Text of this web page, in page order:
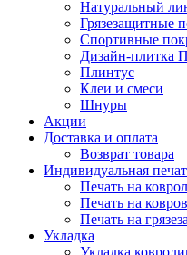
Натуральный
Грязезащитные
Спортивные
Дизайн-плитка
Плинтус
Клеи и смеси
Шнуры
Акции
Доставка и оплата
Возврат товара
Индивидуальная
Печать на
Печать на
Печать на
Укладка
Укладка